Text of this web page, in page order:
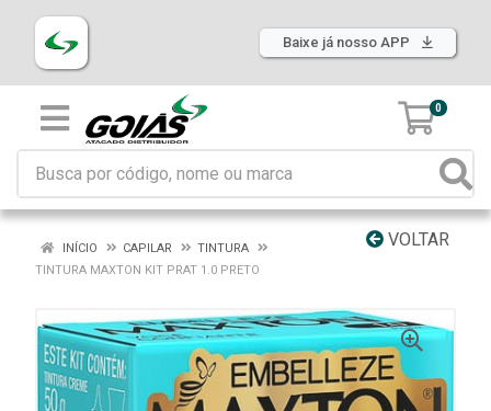
Baixe já nosso APP
0
VOLTAR
INÍCIO CAPILAR
TINTURA
TINTURA MAXTON KIT PRAT 1.0 PRETO